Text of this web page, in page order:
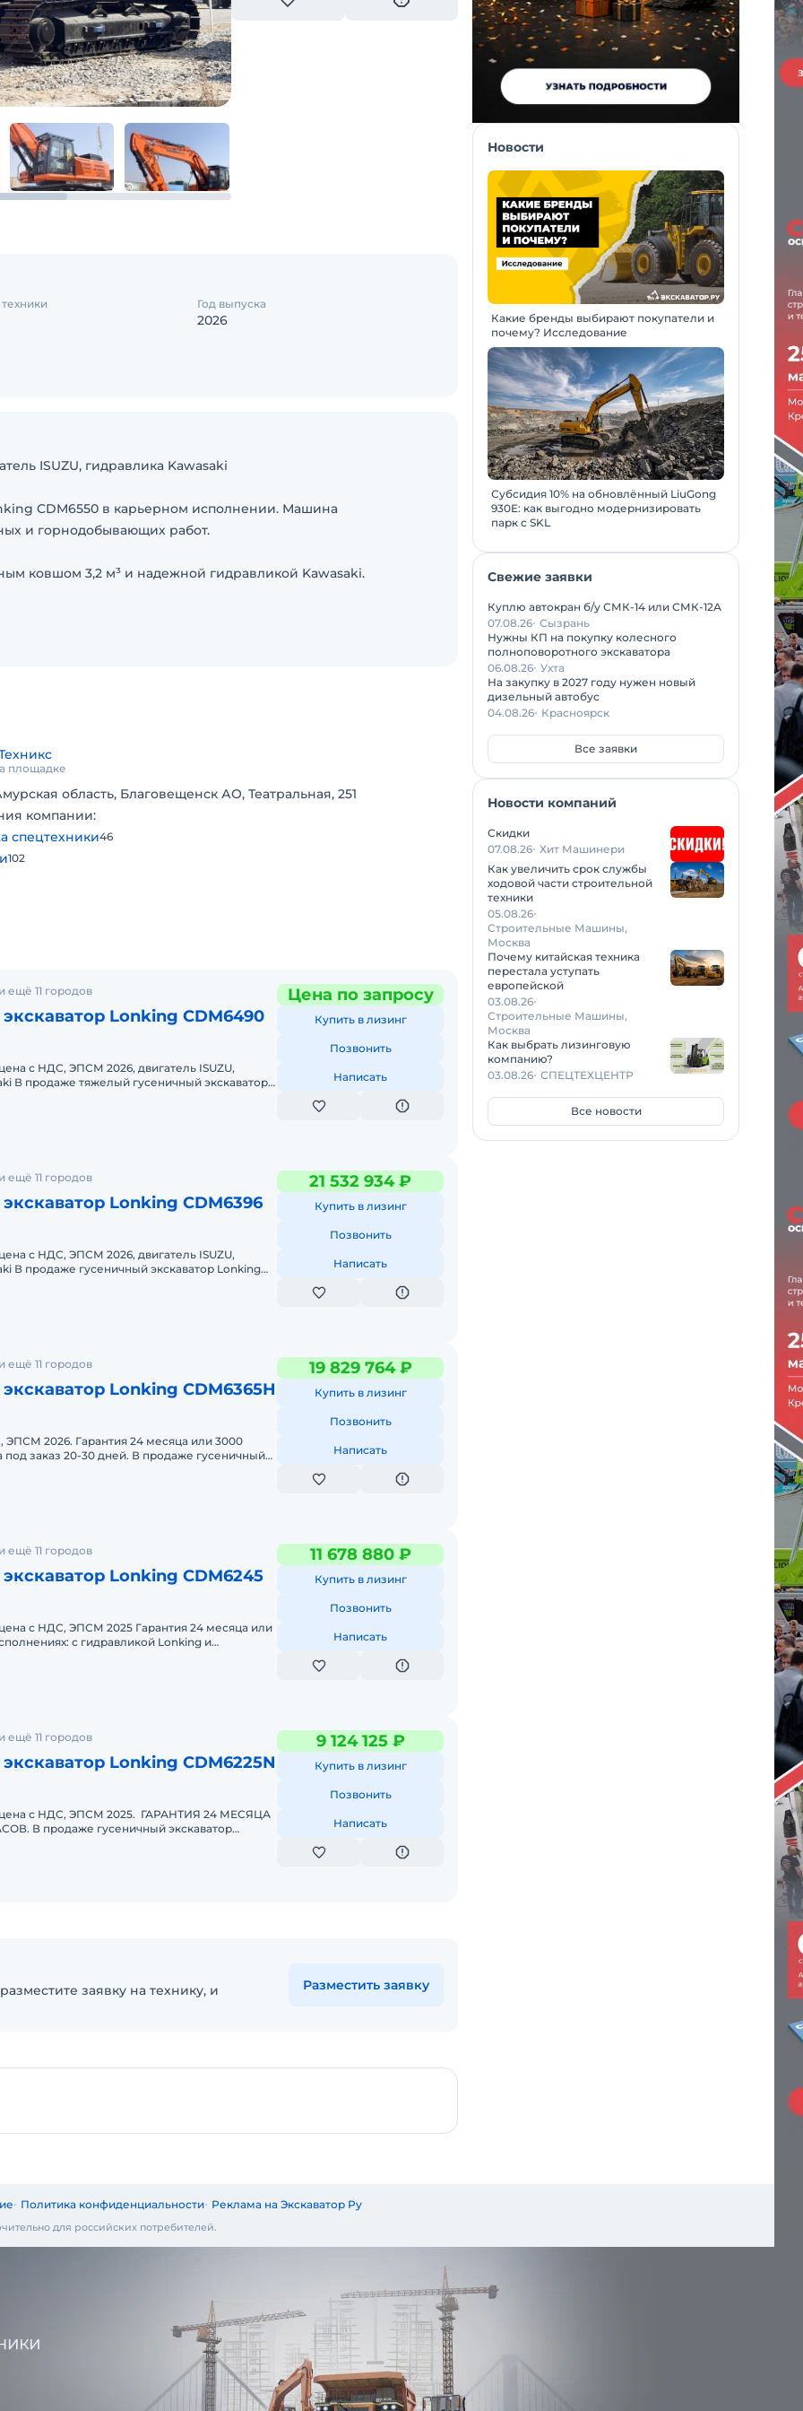
Год выпуска
2026
ISUZU, гидравлика Kawasaki
CDM6550 в карьерном исполнении. Машина
и горнодобывающих работ.
ковшом 3,2 м³ и надежной гидравликой Kawasaki.
круга
площадке
область, Благовещенск АО, Театральная, 251
компании:
спецтехники46
102
ещё 11 городов
Lonking CDM6490
с НДС, ЭПСМ 2026, двигатель ISUZU,
В продаже тяжелый гусеничный экскаватор
Цена по запросу
Купить в лизинг
Позвонить
Написать
ещё 11 городов
Lonking CDM6396
с НДС, ЭПСМ 2026, двигатель ISUZU,
В продаже гусеничный экскаватор Lonking
21 532 934 ₽
Купить в лизинг
Позвонить
Написать
ещё 11 городов
Lonking CDM6365H
2026. Гарантия 24 месяца или 3000
под заказ 20-30 дней. В продаже гусеничный
19 829 764 ₽
Купить в лизинг
Позвонить
Написать
ещё 11 городов
Lonking CDM6245
с НДС, ЭПСМ 2025 Гарантия 24 месяца или
с гидравликой Lonking и
11 678 880 ₽
Купить в лизинг
Позвонить
Написать
ещё 11 городов
Lonking CDM6225N
цена с НДС, ЭПСМ 2025. ГАРАНТИЯ 24 МЕСЯЦА
В продаже гусеничный экскаватор
9 124 125 ₽
Купить в лизинг
Позвонить
Написать
заявку на технику, и
Разместить заявку
Новости
Какие бренды выбирают покупатели и
почему? Исследование
Субсидия 10% на обновлённый LiuGong
930E: как выгодно модернизировать
парк с SKL
Свежие заявки
Куплю автокран б/у СМК-14 или СМК-12А
07.08.26 Сызрань
Нужны КП на покупку колесного
полноповоротного экскаватора
06.08.26 Ухта
На закупку в 2027 году нужен новый
дизельный автобус
04.08.26 Красноярск
Все заявки
Новости компаний
Скидки
07.08.26 Хит Машинери
Как увеличить срок службы
ходовой части строительной
техники
05.08.26
Строительные Машины,
Москва
Почему китайская техника
перестала уступать
европейской
03.08.26
Строительные Машины,
Москва
Как выбрать лизинговую
компанию?
03.08.26 СПЕЦТЕХЦЕНТР
Все новости
Политика конфиденциальности Реклама на Экскаватор Ру
для российских потребителей.